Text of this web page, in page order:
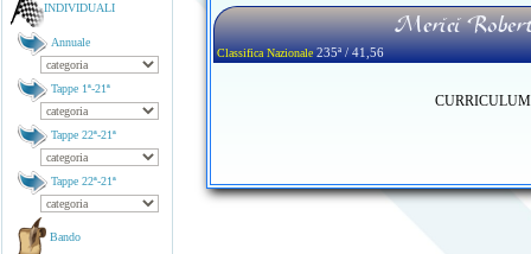
INDIVIDUALI
Annuale
Tappe 1ª-21ª
Tappe 22ª-21ª
Tappe 22ª-21ª
Bando
Merici
Classifica Nazionale235ª / 41,56
CURRICULUM